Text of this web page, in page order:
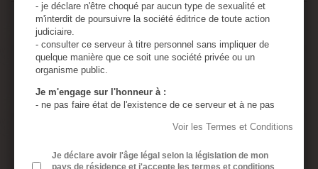
11,49 €TTC
Quantité
- je déclare n'être choqué par aucun type de sexualité et
m'interdit de poursuivre la société éditrice de toute action
judiciaire.
- consulter ce serveur à titre personnel sans impliquer de
quelque manière que ce soit une société privée ou un
organisme public.
Je m'engage sur l'honneur à :
- ne pas faire état de l'existence de ce serveur et à ne pas
- utiliser tous les moyens permettant d'empêcher l'accès de
- assumer ma responsabilité, si un mineur accède à ce
Voir les Termes et Conditions
Je déclare avoir l'âge légal selon la législation de mon
pays de résidence et j'accepte les termes et conditions